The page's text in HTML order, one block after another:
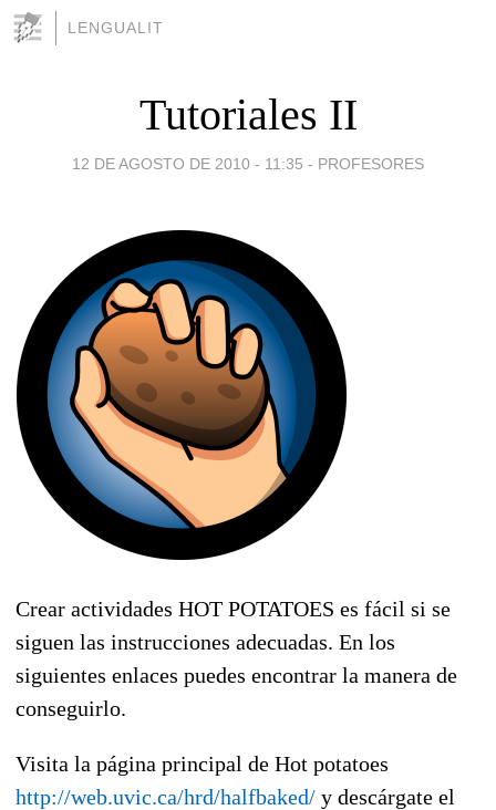
LENGUALIT
Tutoriales II
12 DE AGOSTO DE 2010 - 11:35 - PROFESORES
Crear actividades HOT POTATOES es fácil si se
siguen las instrucciones adecuadas. En los
siguientes enlaces puedes encontrar la manera de
conseguirlo.
Visita la página principal de Hot potatoes
http://web.uvic.ca/hrd/halfbaked/ y descárgate el